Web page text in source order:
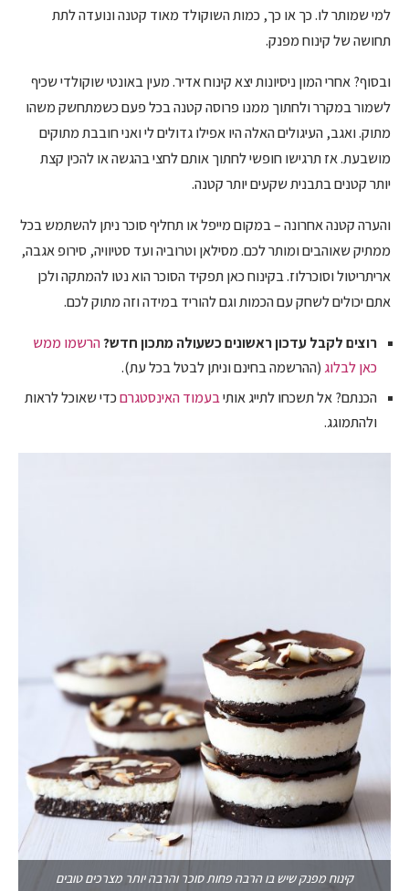
למי שמותר לו. כך או כך, כמות השוקולד מאוד קטנה ונועדה לתת
תחושה של קינוח מפנק.
ובסוף? אחרי המון ניסיונות יצא קינוח אדיר. מעין באונטי שוקולדי שכיף
לשמור במקרר ולחתוך ממנו פרוסה קטנה בכל פעם כשמתחשק משהו
מתוק. ואגב, העיגולים האלה היו אפילו גדולים לי ואני חובבת מתוקים
מושבעת. אז תרגישו חופשי לחתוך אותם לחצי בהגשה או להכין קצת
יותר קטנים בתבנית שקעים יותר קטנה.
והערה קטנה אחרונה – במקום מייפל או תחליף סוכר ניתן להשתמש בכל
ממתיק שאוהבים ומותר לכם. מסילאן וטרוביה ועד סטיוויה, סירופ אגבה,
אריתריטול וסוכרלוז. בקינוח כאן תפקיד הסוכר הוא נטו להמתקה ולכן
אתם יכולים לשחק עם הכמות וגם להוריד במידה וזה מתוק לכם.
רוצים לקבל עדכון ראשונים כשעולה מתכון חדש?הרשמו ממש
כאן לבלוג(ההרשמה בחינם וניתן לבטל בכל עת).
הכנתם? אל תשכחו לתייג אותיבעמוד האינסטגרםכדי שאוכל לראות
ולהתמוגג.
קינוח מפנק שיש בו הרבה פחות סוכר והרבה יותר מצרכים טובים